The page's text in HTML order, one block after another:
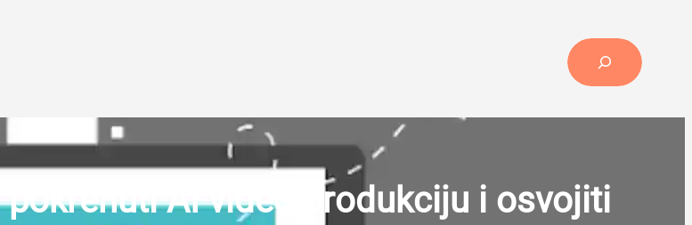
Search
AI video produkciju i osvojiti